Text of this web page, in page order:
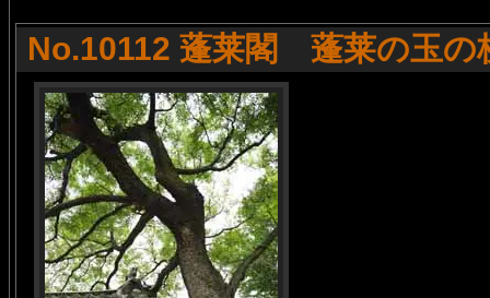
No.10112 蓬莱閣 蓬莱の玉の